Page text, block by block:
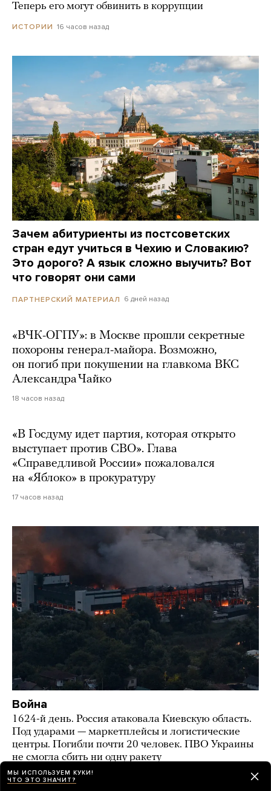
Теперь его могут обвинить в коррупции
ИСТОРИИ 16 часов назад
Зачем абитуриенты из постсоветских
стран едут учиться в Чехию и Словакию?
Это дорого? А язык сложно выучить? Вот
что говорят они сами
ПАРТНЕРСКИЙ МАТЕРИАЛ 6 дней назад
«ВЧК-ОГПУ»: в Москве прошли секретные
похороны генерал-майора. Возможно,
он погиб при покушении на главкома ВКС
Александра Чайко
18 часов назад
«В Госдуму идет партия, которая открыто
выступает против СВО». Глава
«Справедливой России» пожаловался
на «Яблоко» в прокуратуру
17 часов назад
Война
1624-й день. Россия атаковала Киевскую область.
Под ударами — маркетплейсы и логистические
центры. Погибли почти 20 человек. ПВО Украины
не смогла сбить ни одну ракету
НОВОСТИ день назад
МЫ ИСПОЛЬЗУЕМ КУКИ!
ЧТО ЭТО ЗНАЧИТ?